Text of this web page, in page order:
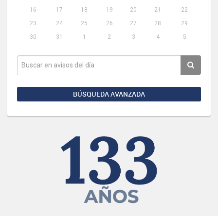
16
17 18 19 20 21
22
23
24 25 26 27 28
29
30
31 1 2 3 4 5
BÚSQUEDA AVANZADA